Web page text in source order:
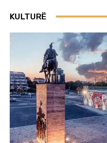
KULTURË